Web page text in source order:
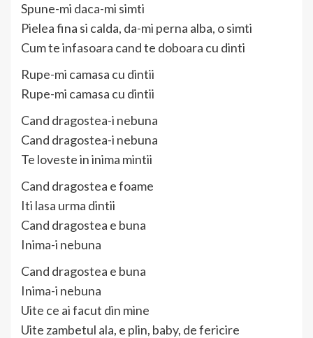
Spune-mi daca-mi simti
Pielea fina si calda, da-mi perna alba, o simti
Cum te infasoara cand te doboara cu dinti
Rupe-mi camasa cu dintii
Rupe-mi camasa cu dintii
Cand dragostea-i nebuna
Cand dragostea-i nebuna
Te loveste in inima mintii
Cand dragostea e foame
Iti lasa urma dintii
Cand dragostea e buna
Inima-i nebuna
Cand dragostea e buna
Inima-i nebuna
Uite ce ai facut din mine
Uite zambetul ala, e plin, baby, de fericire